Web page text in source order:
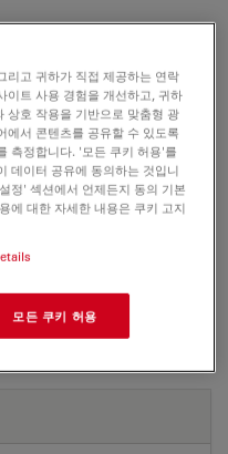
EN
리고 귀하가 직접 제공하는 연락
이트 사용 경험을 개선하고, 귀하
상호 작용을 기반으로 맞춤형 광
에서 콘텐츠를 공유할 수 있도록
측정합니다. '모든 쿠키 허용'를
데이터 공유에 동의하는 것입니
정' 섹션에서 언제든지 동의 기본
에 대한 자세한 내용은 쿠키 고지
모든 쿠키 허용